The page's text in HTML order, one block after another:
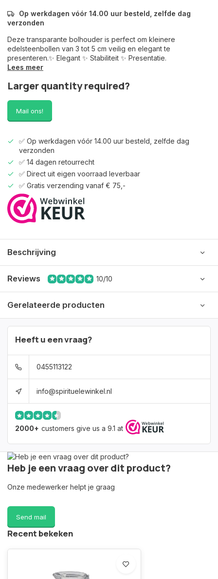
Op werkdagen vóór 14.00 uur besteld, zelfde dag
verzonden
Deze transparante bolhouder is perfect om kleinere
edelsteenbollen van 3 tot 5 cm veilig en elegant te
presenteren.✨ Elegant ✨ Stabiliteit ✨ Presentatie.
Lees meer
Larger quantity required?
Mail ons!
✅ Op werkdagen vóór 14.00 uur besteld, zelfde dag
verzonden
✅ 14 dagen retourrecht
✅ Direct uit eigen voorraad leverbaar
✅ Gratis verzending vanaf € 75,-
Beschrijving
Reviews 10/10
Gerelateerde producten
Heeft u een vraag?
0455113122
info@spirituelewinkel.nl
2000+ customers give us a 9.1 at
Heb je een vraag over dit product?
Onze medewerker helpt je graag
Send mail
Recent bekeken